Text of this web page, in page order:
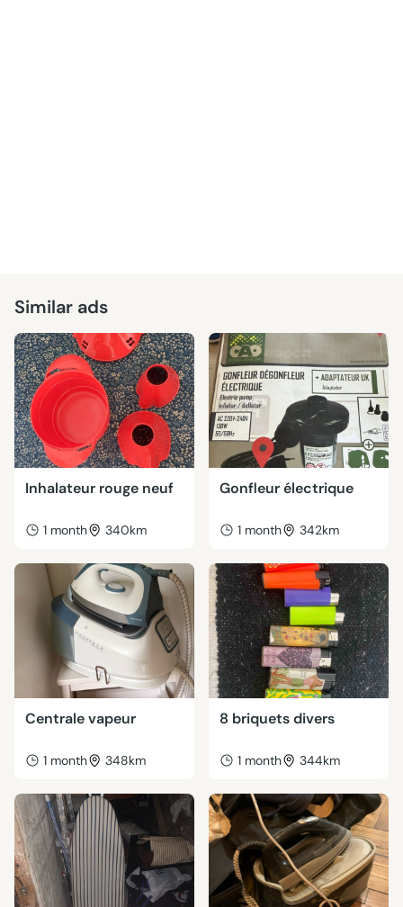
Similar ads
Inhalateur rouge neuf
1 month 340km
Gonfleur électrique
1 month 342km
Centrale vapeur
1 month 348km
8 briquets divers
1 month 344km